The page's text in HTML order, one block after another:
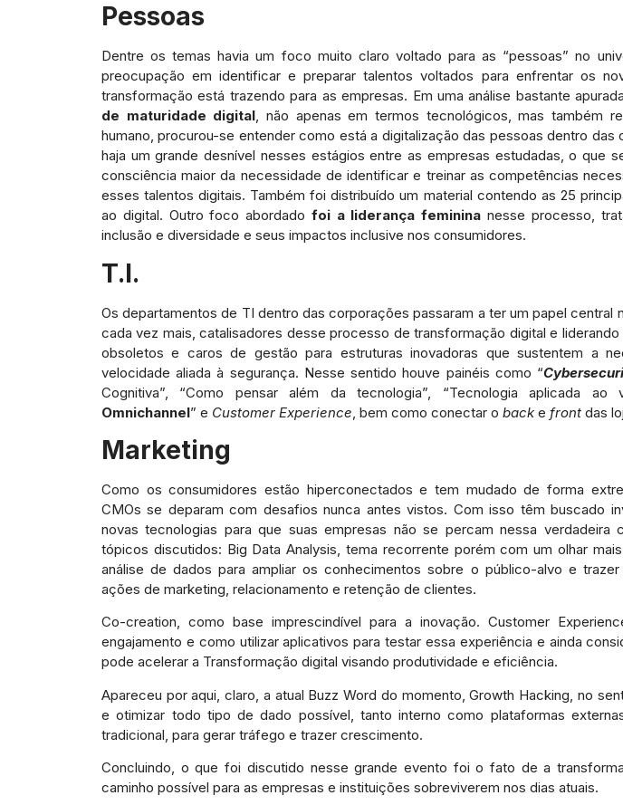
Pessoas
Dentre os temas havia um foco muito claro voltado para as “pessoas” no
preocupação em identificar e preparar talentos voltados para enfrentar os
transformação está trazendo para as empresas. Em uma análise bastante
de maturidade digital, não apenas em termos tecnológicos, mas também
humano, procurou-se entender como está a digitalização das pessoas dentro das
haja um grande desnível nesses estágios entre as empresas estudadas, o que
consciência maior da necessidade de identificar e treinar as competências
esses talentos digitais. Também foi distribuído um material contendo as 25
ao digital. Outro foco abordado foi a liderança feminina nesse processo,
inclusão e diversidade e seus impactos inclusive nos consumidores.
T.I.
Os departamentos de TI dentro das corporações passaram a ter um papel central
cada vez mais, catalisadores desse processo de transformação digital e
obsoletos e caros de gestão para estruturas inovadoras que sustentem a
velocidade aliada à segurança. Nesse sentido houve painéis como “
Cognitiva”, “Como pensar além da tecnologia”, “Tecnologia aplicada ao
Omnichannel” e Customer Experience , bem como conectar o back e front das
Marketing
Como os consumidores estão hiperconectados e tem mudado de forma
CMOs se deparam com desafios nunca antes vistos. Com isso têm buscado
novas tecnologias para que suas empresas não se percam nessa verdadeira
tópicos discutidos: Big Data Analysis, tema recorrente porém com um olhar
análise de dados para ampliar os conhecimentos sobre o público-alvo e
ações de marketing, relacionamento e retenção de clientes.
Co-creation, como base imprescindível para a inovação. Customer
engajamento e como utilizar aplicativos para testar essa experiência e ainda
pode acelerar a Transformação digital visando produtividade e eficiência.
Apareceu por aqui, claro, a atual Buzz Word do momento, Growth Hacking, no
e otimizar todo tipo de dado possível, tanto interno como plataformas
tradicional, para gerar tráfego e trazer crescimento.
Concluindo, o que foi discutido nesse grande evento foi o fato de a
caminho possível para as empresas e instituições sobreviverem nos dias atuais.